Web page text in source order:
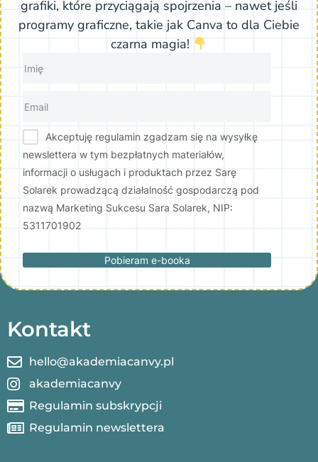
grafiki, które przyciągają spojrzenia – nawet jeśli
programy graficzne, takie jak Canva to dla Ciebie
czarna magia!
Akceptuję regulamin zgadzam się na wysyłkę
newslettera w tym bezpłatnych materiałów,
informacji o usługach i produktach przez Sarę
Solarek prowadzącą działalność gospodarczą pod
nazwą Marketing Sukcesu Sara Solarek, NIP:
5311701902
Pobieram e-booka
Kontakt
hello@akademiacanvy.pl
akademiacanvy
Regulamin subskrypcji
Regulamin newslettera